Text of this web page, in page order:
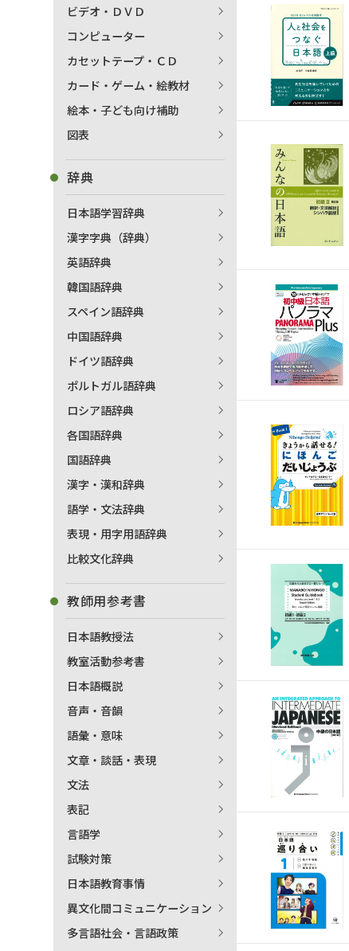
ビデオ・ＤＶＤ
コンピューター
カセットテープ・ＣＤ
カード・ゲーム・絵教材
絵本・子ども向け補助
図表
辞典
日本語学習辞典
漢字字典（辞典）
英語辞典
韓国語辞典
スペイン語辞典
中国語辞典
ドイツ語辞典
ポルトガル語辞典
ロシア語辞典
各国語辞典
国語辞典
漢字・漢和辞典
語学・文法辞典
表現・用字用語辞典
比較文化辞典
教師用参考書
日本語教授法
教室活動参考書
日本語概説
音声・音韻
語彙・意味
文章・談話・表現
文法
表記
言語学
試験対策
日本語教育事情
異文化間コミュニケーション
多言語社会・言語政策